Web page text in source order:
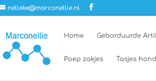
nelleke@marconellie.nl
Home Geborduurde
Poep zakjes Tasjes